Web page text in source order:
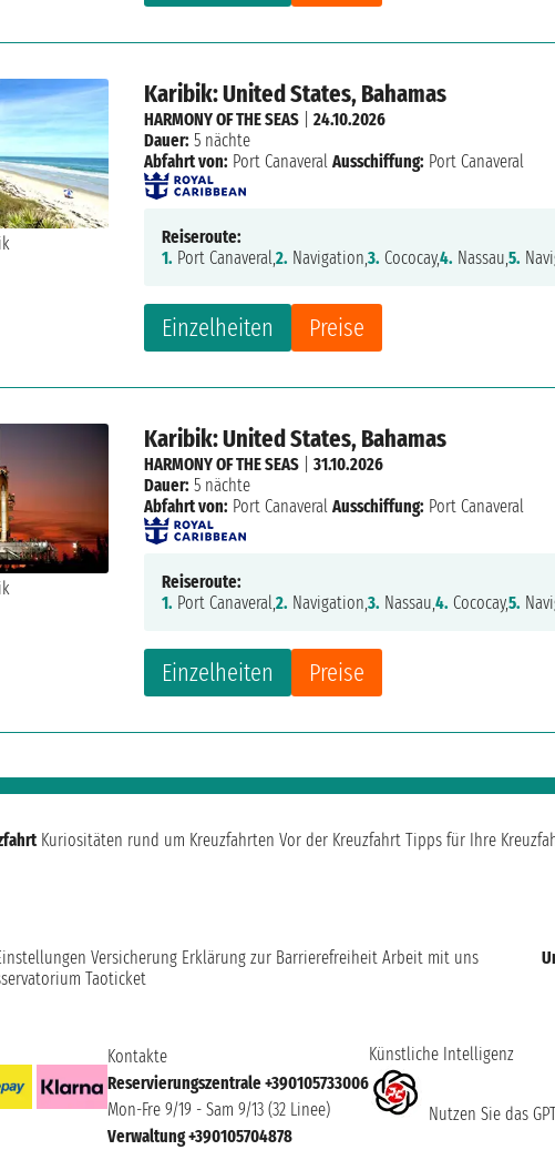
Karibik: United States, Bahamas
Einzelheiten Preise
HARMONY OF THE SEAS |24.10.2026
Dauer: 5 nächte
Abfahrt von: Port Canaveral Ausschiffung: Port Canaveral
Reiseroute:
1. Port Canaveral,2. Navigation,3. Cococay,4. Nassau,5.
Karibik: United States, Bahamas
Einzelheiten Preise
HARMONY OF THE SEAS |31.10.2026
Dauer: 5 nächte
Abfahrt von: Port Canaveral Ausschiffung: Port Canaveral
Reiseroute:
1. Port Canaveral,2. Navigation,3. Nassau,4. Cococay,5.
Kuriositäten rund um Kreuzfahrten Vor der Kreuzfahrt Tipps für Ihre
Versicherung Erklärung zur Barrierefreiheit Arbeit mit uns
Taoticket
Kontakte
Reservierungszentrale +390105733006
Mon-Fre 9/19 - Sam 9/13 (32 Linee)
Verwaltung +390105704878
Künstliche Intelligenz
Nutzen Sie das